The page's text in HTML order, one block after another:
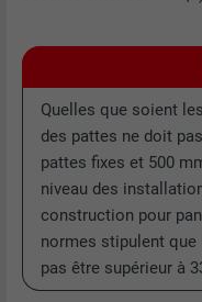
Quelles que soient
des pattes ne doit
pattes fixes et 500
niveau des
construction pour
normes stipulent que
pas être supérieur à
NOM
FOURNISSEUR
EXPIRATION 2